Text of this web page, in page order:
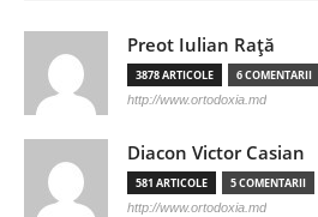
Preot Iulian Raţă
3878 ARTICOLE 6 COMENTARII
http://www.ortodoxia.md
Diacon Victor Casian
581 ARTICOLE 5 COMENTARII
http://www.ortodoxia.md